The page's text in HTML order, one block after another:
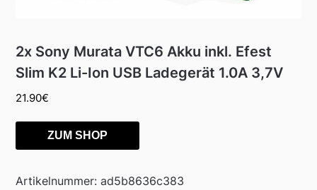
2x Sony Murata VTC6 Akku inkl. Efest
Slim K2 Li-Ion USB Ladegerät 1.0A 3,7V
21.90€
ZUM SHOP
Artikelnummer:ad5b8636c383